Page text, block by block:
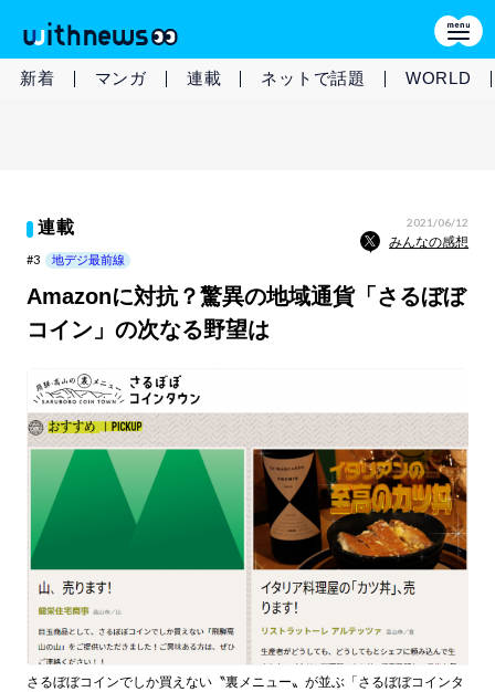
新着 マンガ 連載 ネットで話題 WORLD
連載 2021/06/12
みんなの感想
#3 地デジ最前線
Amazonに対抗？驚異の地域通貨「さるぼぼ
コイン」の次なる野望は
さるぼぼコインでしか買えない〝裏メニュー〟が並ぶ「さるぼぼコインタ